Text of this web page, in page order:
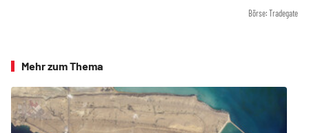
Börse: Tradegate
Mehr zum Thema